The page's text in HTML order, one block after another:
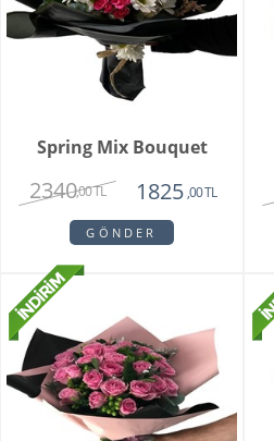
Spring Mix Bouquet
2340,00 TL 1825 ,00 TL
GÖNDER